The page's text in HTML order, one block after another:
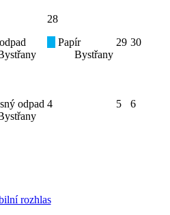
28
Papír
Bystřany
29 30
odpad 4 5 6
rozhlas